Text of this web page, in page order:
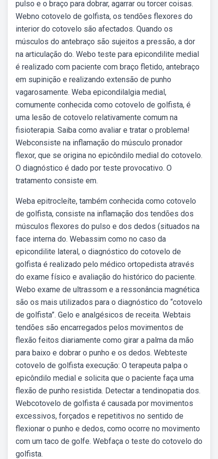
pulso e o braço para dobrar, agarrar ou torcer coisas.
Webno cotovelo de golfista, os tendões flexores do
interior do cotovelo são afectados. Quando os
músculos do antebraço são sujeitos a pressão, a dor
na articulação do. Webo teste para epicondilite medial
é realizado com paciente com braço fletido, antebraço
em supinição e realizando extensão de punho
vagarosamente. Weba epicondilalgia medial,
comumente conhecida como cotovelo de golfista, é
uma lesão de cotovelo relativamente comum na
fisioterapia. Saiba como avaliar e tratar o problema!
Webconsiste na inflamação do músculo pronador
flexor, que se origina no epicôndilo medial do cotovelo.
O diagnóstico é dado por teste provocativo. O
tratamento consiste em.
Weba epitrocleíte, também conhecida como cotovelo
de golfista, consiste na inflamação dos tendões dos
músculos flexores do pulso e dos dedos (situados na
face interna do. Webassim como no caso da
epicondilite lateral, o diagnóstico do cotovelo de
golfista é realizado pelo médico ortopedista através
do exame físico e avaliação do histórico do paciente.
Webo exame de ultrassom e a ressonância magnética
são os mais utilizados para o diagnóstico do “cotovelo
de golfista”. Gelo e analgésicos de receita. Webtais
tendões são encarregados pelos movimentos de
flexão feitos diariamente como girar a palma da mão
para baixo e dobrar o punho e os dedos. Webteste
cotovelo de golfista execução: O terapeuta palpa o
epicôndilo medial e solicita que o paciente faça uma
flexão de punho resistida. Detectar a tendinopatia dos.
Webcotovelo de golfista é causada por movimentos
excessivos, forçados e repetitivos no sentido de
flexionar o punho e dedos, como ocorre no movimento
com um taco de golfe. Webfaça o teste do cotovelo do
golfista.